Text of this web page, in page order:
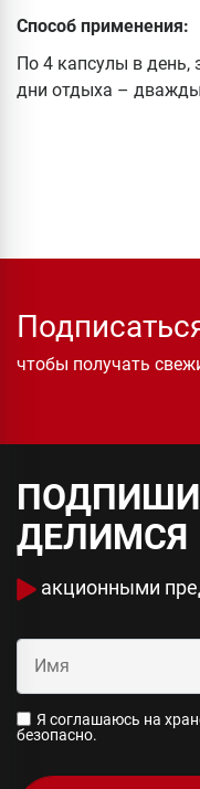
Способ применения:
По 4 капсулы в день,
дни отдыха –
чтобы получать
ДЕЛИМСЯ
акционными
Я соглашаюсь на
безопасно.